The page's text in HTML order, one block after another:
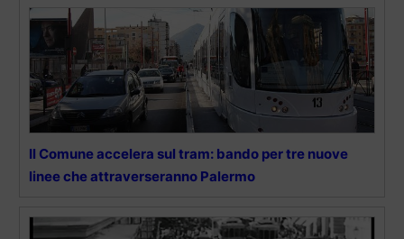
Il Comune accelera sul tram: bando per tre nuove
linee che attraverseranno Palermo